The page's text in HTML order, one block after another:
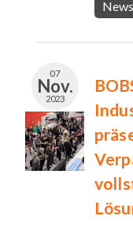
07
Nov.
2023